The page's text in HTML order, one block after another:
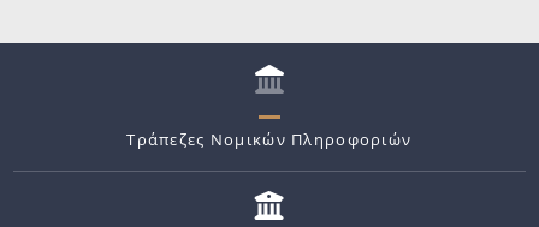
Τράπεζες Νομικών Πληροφοριών